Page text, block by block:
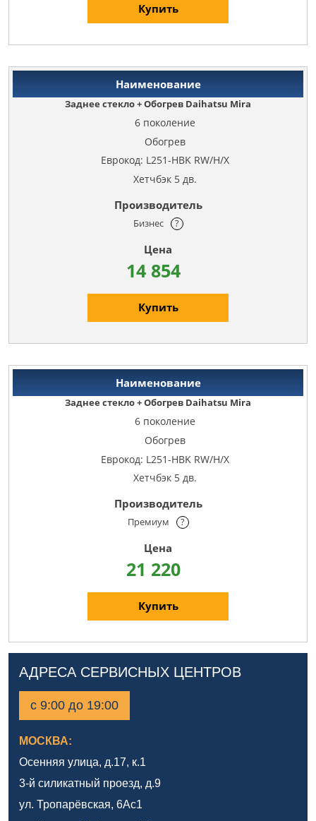
Купить
Заднее стекло + Обогрев Daihatsu Mira
6 поколение
Обогрев
Еврокод: L251-HBK RW/H/X
Хетчбэк 5 дв.
Бизнес ?
14 854
Купить
Заднее стекло + Обогрев Daihatsu Mira
6 поколение
Обогрев
Еврокод: L251-HBK RW/H/X
Хетчбэк 5 дв.
Премиум ?
21 220
Купить
АДРЕСА СЕРВИСНЫХ ЦЕНТРОВ
с 9:00 до 19:00
МОСКВА:
Осенняя улица, д.17, к.1
3-й силикатный проезд, д.9
ул. Тропарёвская, 6Ас1